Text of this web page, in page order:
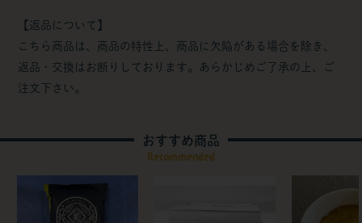
【返品について】
こちら商品は、商品の特性上、商品に欠陥がある場合を除き、
返品・交換はお断りしております。あらかじめご了承の上、ご
注文下さい。
おすすめ商品
Recommended